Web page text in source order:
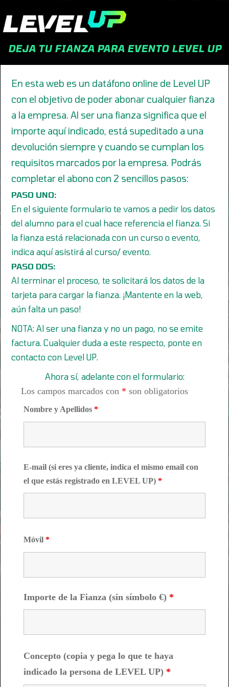
DEJA TU FIANZA PARA EVENTO LEVEL UP
En esta web es un datáfono online de Level UP
con el objetivo de poder abonar cualquier fianza
a la empresa. Al ser una fianza significa que el
importe aquí indicado, está supeditado a una
devolución siempre y cuando se cumplan los
requisitos marcados por la empresa. Podrás
completar el abono con 2 sencillos pasos:
PASO UNO:
En el siguiente formulario te vamos a pedir los datos
del alumno para el cual hace referencia el fianza. Si
la fianza está relacionada con un curso o evento,
indica aquí asistirá al curso/ evento.
PASO DOS:
Al terminar el proceso, te solicitará los datos de la
tarjeta para cargar la fianza. ¡Mantente en la web,
aún falta un paso!
NOTA: Al ser una fianza y no un pago, no se emite
factura. Cualquier duda a este respecto, ponte en
contacto con Level UP.
Ahora sí, adelante con el formulario:
Los campos marcados con * son obligatorios
Nombre y Apellidos *
E-mail (si eres ya cliente, indica el mismo email con
el que estás registrado en LEVEL UP) *
Móvil *
Importe de la Fianza (sin símbolo €) *
Concepto (copia y pega lo que te haya
indicado la persona de LEVEL UP) *